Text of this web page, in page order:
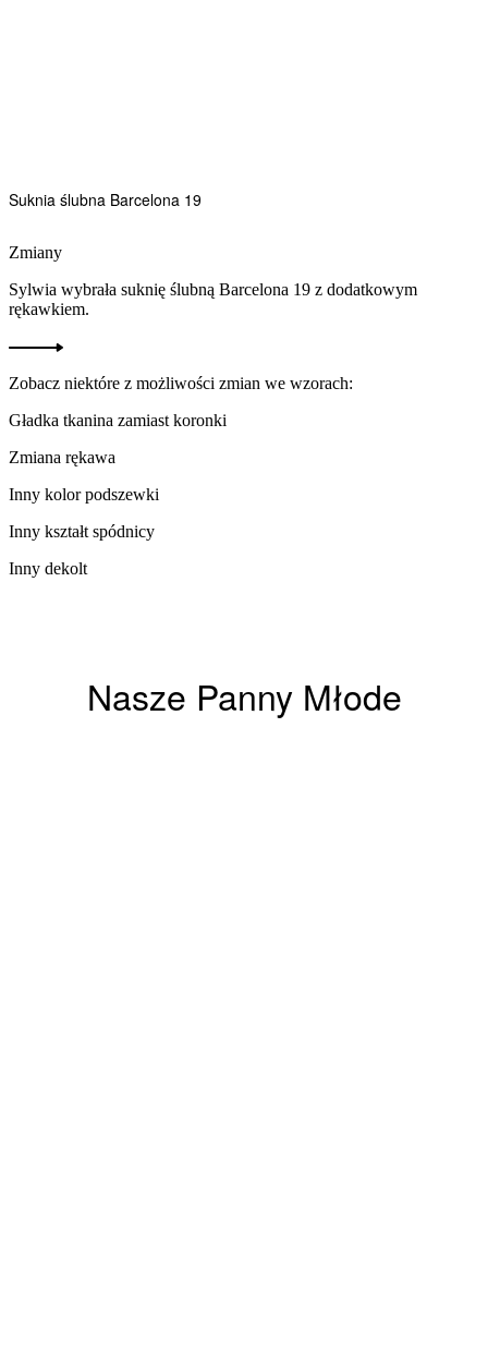
Suknia ślubna Barcelona 19
Zmiany
Sylwia wybrała suknię ślubną Barcelona 19 z dodatkowym
rękawkiem.
Zobacz niektóre z możliwości zmian we wzorach:
Gładka tkanina zamiast koronki
Zmiana rękawa​
Inny kolor podszewki​
Inny kształt spódnicy
Inny dekolt
Nasze Panny Młode